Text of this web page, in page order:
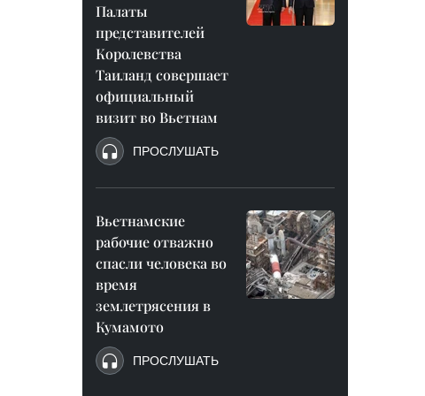
Палаты
представителей
Королевства
Таиланд совершает
официальный
визит во Вьетнам
ПРОСЛУШАТЬ
Вьетнамские
рабочие отважно
спасли человека во
время
землетрясения в
Кумамото
ПРОСЛУШАТЬ